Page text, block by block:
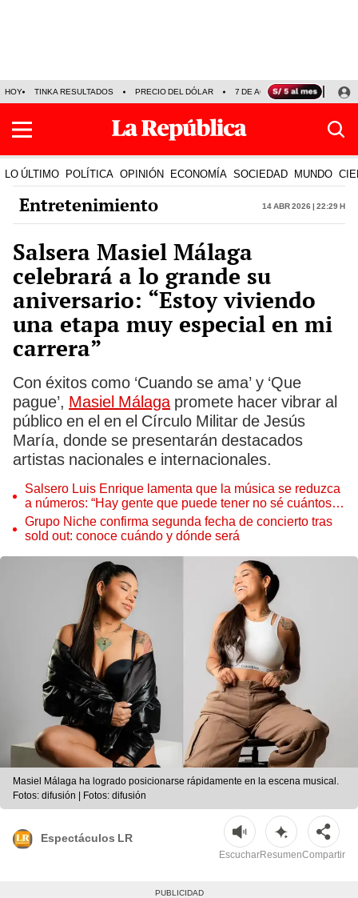
HOY TINKA RESULTADOS PRECIO DEL DÓLAR 7 DE AGOSTO OLLANTA
LO ÚLTIMO POLÍTICA OPINIÓN ECONOMÍA SOCIEDAD MUNDO
Entretenimiento 14 Abr 2026 | 22:29 h
Salsera Masiel Málaga
celebrará a lo grande su
aniversario: “Estoy viviendo
una etapa muy especial en mi
carrera”
Con éxitos como ‘Cuando se ama’ y ‘Que
pague’, Masiel Málagapromete hacer vibrar al
público en el en el Círculo Militar de Jesús
María, donde se presentarán destacados
artistas nacionales e internacionales.
Salsero Luis Enrique lamenta que la música se reduzca
a números: “Hay gente que puede tener no sé cuántos
likes, pero no te venden un show”
Grupo Niche confirma segunda fecha de concierto tras
sold out: conoce cuándo y dónde será
Masiel Málaga ha logrado posicionarse rápidamente en la escena musical.
Fotos: difusión | Fotos: difusión
Espectáculos LR
EscucharResumenCompartir